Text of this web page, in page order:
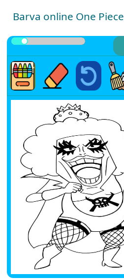
Barva online One Piece